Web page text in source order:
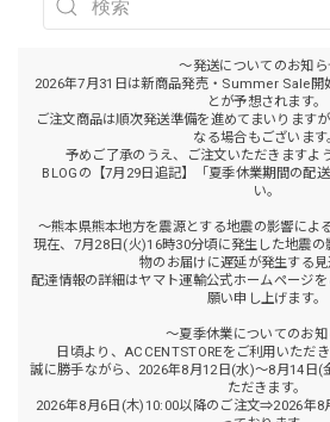
～発送についてのお知ら
2026年7月31日は新商品発売・Summer Sale開
とが予想されます。
ご注文商品は順次発送準備を進めてまいります
なる場合もございます
予めご了承のうえ、ご注文いただきますよ
BLOGの【7月29日追記】「夏季休業期間の配
い。
～熊本県熊本地方を震源とする地震の影響によ
現在、7月28日(火)16時30分頃に発生した地震
物のお届けに遅延が発生する見
配達情報の詳細はヤマト運輸公式ホームページ
願い申し上げます。
～夏季休業についてのお
日頃より、ACCENTSTOREをご利用いただ
誠に勝手ながら、2026年8月12日(水)～8月14日(
ただきます。
2026年8月6日(木)10:00以降のご注文⇒2026年8